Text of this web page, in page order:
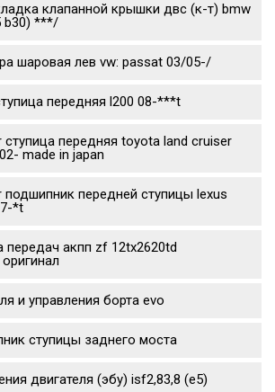
клапанной крышки двс (к-т) bmw
b30) ***/
шаровая лев vw: passat 03/05-/
передняя l200 08-***t
ступица передняя toyota land cruiser
made in japan
подшипник передней ступицы lexus
*t
передач акпп zf 12tx2620td
и управления борта evo
ступицы заднего моста
двигателя (эбу) isf2,83,8 (е5)